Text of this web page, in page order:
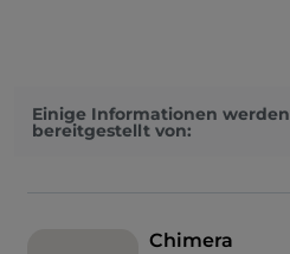
Einige Informationen werden
bereitgestellt von:
Chimera